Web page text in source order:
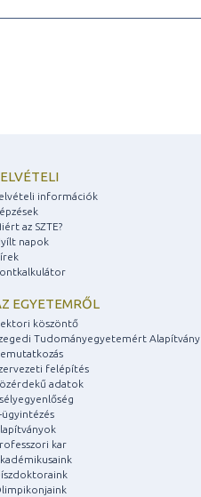
információk
az SZTE?
napok
EGYETEMRŐL
köszöntő
Tudományegyetemért Alapítvány
felépítés
adatok
ügyintézés
kar